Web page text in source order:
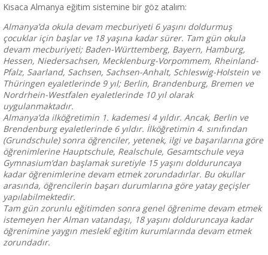
Kısaca Almanya eğitim sistemine bir göz atalım:
Almanya’da okula devam mecburiyeti 6 yaşını doldurmuş
çocuklar için başlar ve 18 yaşına kadar sürer. Tam gün okula
devam mecburiyeti; Baden-Württemberg, Bayern, Hamburg,
Hessen, Niedersachsen, Mecklenburg-Vorpommem, Rheinland-
Pfalz, Saarland, Sachsen, Sachsen-Anhalt, Schleswig-Holstein ve
Thüringen eyaletlerinde 9 yıl; Berlin, Brandenburg, Bremen ve
Nordrhein-Westfalen eyaletlerinde 10 yıl olarak
uygulanmaktadır.
Almanya’da ilköğretimin 1. kademesi 4 yıldır. Ancak, Berlin ve
Brendenburg eyaletlerinde 6 yıldır. İlköğretimin 4. sınıfından
(Grundschule) sonra öğrenciler, yetenek, ilgi ve başarılarına göre
öğrenimlerine Hauptschule, Realschule, Gesamtschule veya
Gymnasium’dan başlamak suretiyle 15 yaşını dolduruncaya
kadar öğrenimlerine devam etmek zorundadırlar. Bu okullar
arasında, öğrencilerin başarı durumlarına göre yatay geçişler
yapılabilmektedir.
Tam gün zorunlu eğitimden sonra genel öğrenime devam etmek
istemeyen her Alman vatandaşı, 18 yaşını dolduruncaya kadar
öğrenimine yaygın meslekî eğitim kurumlarında devam etmek
zorundadır.